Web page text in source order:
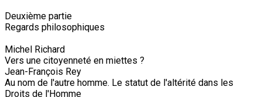
Deuxième partie
Regards philosophiques
Michel Richard
Vers une citoyenneté en miettes ?
Jean-François Rey
Au nom de l'autre homme. Le statut de l'altérité dans les
Droits de l'Homme